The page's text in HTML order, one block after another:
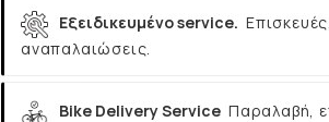
Εξειδικευμένο service.
αναπαλαιώσεις.
Bike Delivery Service Παραλαβή,